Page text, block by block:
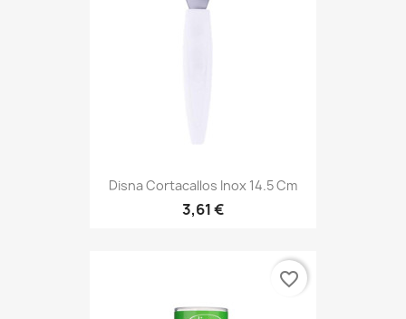
Disna Cortacallos Inox 14.5 Cm
3,61 €
favorite_border